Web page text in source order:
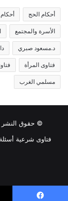
أحكام الحج
الأسرة والمجتمع
د.مسعود صبري
فتاوى المرأة
مسلمي الغرب
© حقوق النشر 2026، جميع الحقوق محفوظة | مفتي
فتاوى شرعية